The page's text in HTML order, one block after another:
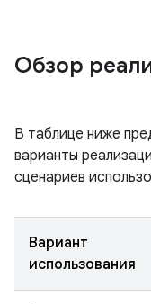
Обзор
В таблице ниже
варианты
сценариев
Вариант
использования